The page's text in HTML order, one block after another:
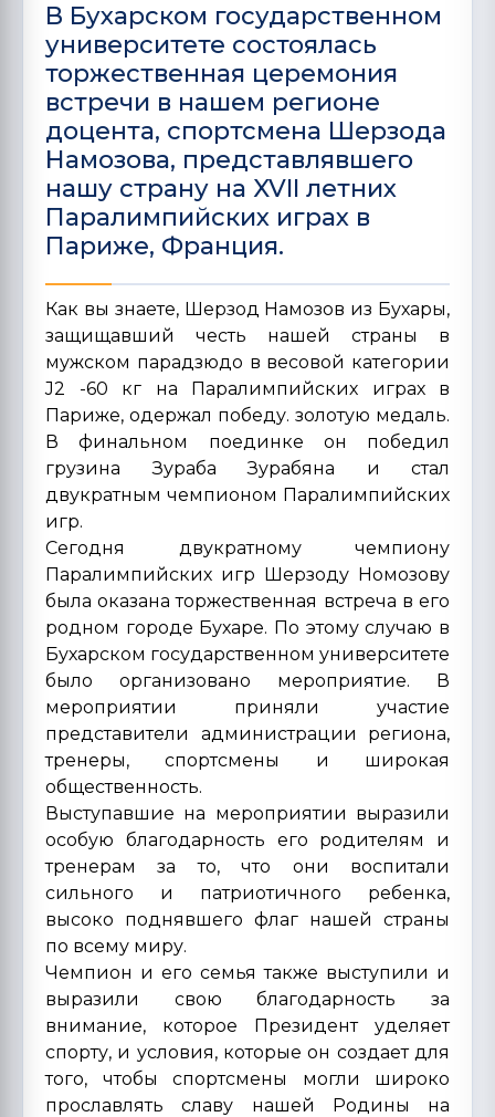
В Бухарском государственном
университете состоялась
торжественная церемония
встречи в нашем регионе
доцента, спортсмена Шерзода
Намозова, представлявшего
нашу страну на XVII летних
Паралимпийских играх в
Париже, Франция.
Как вы знаете, Шерзод Намозов из Бухары,
защищавший честь нашей страны в
мужском парадзюдо в весовой категории
J2 -60 кг на Паралимпийских играх в
Париже, одержал победу. золотую медаль.
В финальном поединке он победил
грузина Зураба Зурабяна и стал
двукратным чемпионом Паралимпийских
игр.
Сегодня двукратному чемпиону
Паралимпийских игр Шерзоду Номозову
была оказана торжественная встреча в его
родном городе Бухаре. По этому случаю в
Бухарском государственном университете
было организовано мероприятие. В
мероприятии приняли участие
представители администрации региона,
тренеры, спортсмены и широкая
общественность.
Выступавшие на мероприятии выразили
особую благодарность его родителям и
тренерам за то, что они воспитали
сильного и патриотичного ребенка,
высоко поднявшего флаг нашей страны
по всему миру.
Чемпион и его семья также выступили и
выразили свою благодарность за
внимание, которое Президент уделяет
спорту, и условия, которые он создает для
того, чтобы спортсмены могли широко
прославлять славу нашей Родины на